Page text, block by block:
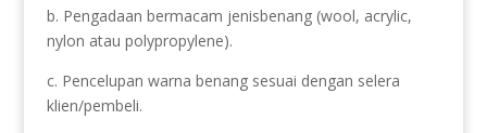
b. Pengadaan bermacam jenisbenang (wool, acrylic,
nylon atau polypropylene).
c. Pencelupan warna benang sesuai dengan selera
klien/pembeli.